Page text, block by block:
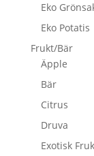
Eko
Eko Potatis
Frukt/Bär
Äpple
Bär
Citrus
Druva
Exotisk